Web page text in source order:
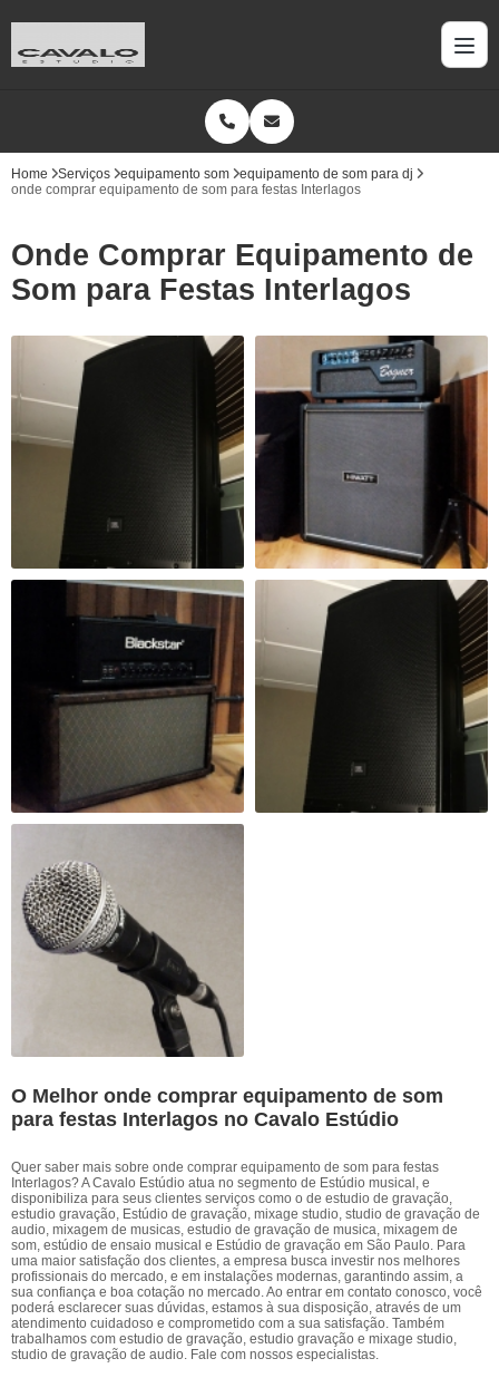
Home Serviços equipamento som
equipamento de som para dj
onde comprar equipamento de som para festas Interlagos
Onde Comprar Equipamento de
Som para Festas Interlagos
O Melhor onde comprar equipamento de som
para festas Interlagos no Cavalo Estúdio
Quer saber mais sobre onde comprar equipamento de som para festas
Interlagos? A Cavalo Estúdio atua no segmento de Estúdio musical, e
disponibiliza para seus clientes serviços como o de estudio de gravação,
estudio gravação, Estúdio de gravação, mixage studio, studio de gravação de
audio, mixagem de musicas, estudio de gravação de musica, mixagem de
som, estúdio de ensaio musical e Estúdio de gravação em São Paulo. Para
uma maior satisfação dos clientes, a empresa busca investir nos melhores
profissionais do mercado, e em instalações modernas, garantindo assim, a
sua confiança e boa cotação no mercado. Ao entrar em contato conosco, você
poderá esclarecer suas dúvidas, estamos à sua disposição, através de um
atendimento cuidadoso e comprometido com a sua satisfação. Também
trabalhamos com estudio de gravação, estudio gravação e mixage studio,
studio de gravação de audio. Fale com nossos especialistas.